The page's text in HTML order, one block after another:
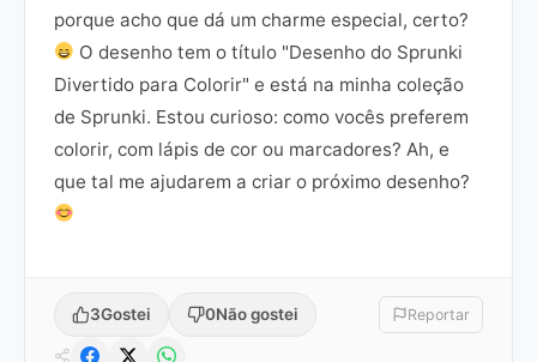
porque acho que dá um charme especial, certo?
O desenho tem o título "Desenho do Sprunki
Divertido para Colorir" e está na minha coleção
de Sprunki. Estou curioso: como vocês preferem
colorir, com lápis de cor ou marcadores? Ah, e
que tal me ajudarem a criar o próximo desenho?
3Gostei 0Não gostei Reportar